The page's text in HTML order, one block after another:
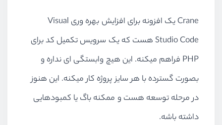
Crane یک افزونه برای افزایش بهره وری Visual
Studio Code هست که یک سرویس تکمیل کد برای
PHP فراهم میکنه. این هیچ وابستگی ای نداره و
بصورت گسترده با هر سایز پروژه کار میکنه. این هنوز
در مرحله توسعه هست و ممکنه باگ یا کمبودهایی
داشته باشه.